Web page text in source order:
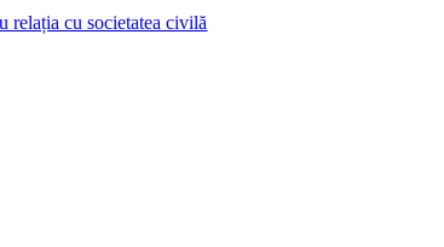
relația cu societatea civilă